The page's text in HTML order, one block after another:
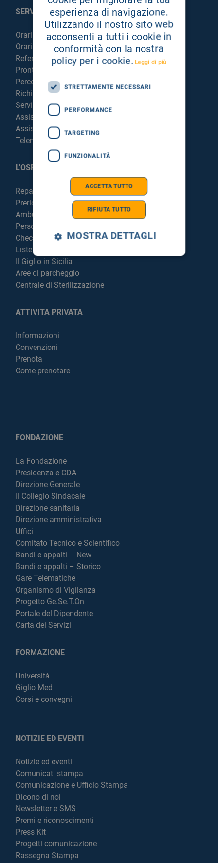
SERVIZI AL PAZIENTE
Orari sportelli
Orari visite
Referti online
Pronto Soccorso
Percorso chirurgico live
Richiedi la cartella clinica
Servizi per degenti e visitatori
Assistenza Religiosa
Assistenza Stranieri
Telemedicina
L'OSPEDALE
Reparti e Servizi
Prericovero e Hospitalist
Ambulatori
Personale
Check Up
Liste di attesa
Il Giglio in Sicilia
Aree di parcheggio
Centrale di Sterilizzazione
ATTIVITÀ PRIVATA
Informazioni
Convenzioni
Prenota
Come prenotare
FONDAZIONE
La Fondazione
Presidenza e CDA
Direzione Generale
Il Collegio Sindacale
Direzione sanitaria
Direzione amministrativa
Uffici
Comitato Tecnico e Scientifico
Bandi e appalti – New
Bandi e appalti – Storico
Gare Telematiche
Organismo di Vigilanza
Progetto Ge.Se.T.On
Portale del Dipendente
Carta dei Servizi
FORMAZIONE
Università
Giglio Med
Corsi e convegni
NOTIZIE ED EVENTI
Notizie ed eventi
Comunicati stampa
Comunicazione e Ufficio Stampa
Dicono di noi
Newsletter e SMS
Premi e riconoscimenti
Press Kit
Progetti comunicazione
Rassegna Stampa
esperienza di navigazione.
Utilizzando il nostro sito web
acconsenti a tutti i cookie in
conformità con la nostra
policy per i cookie. Leggi di più
STRETTAMENTE NECESSARI
PERFORMANCE
TARGETING
FUNZIONALITÀ
ACCETTA TUTTO
RIFIUTA TUTTO
MOSTRA DETTAGLI